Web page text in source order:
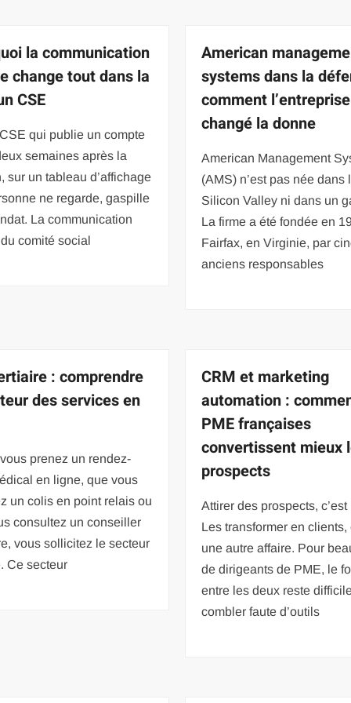
la communication
change tout dans la
CSE
qui publie un compte
semaines après la
sur un tableau d’affichage
ne regarde, gaspille
La communication
comité social
American
systems dans la
comment
changé la donne
American Management
(AMS) n’est pas née dans
Silicon Valley ni dans un
La firme a été fondée en
Fairfax, en Virginie, par
anciens responsables
: comprendre
des services en
prenez un rendez-
en ligne, que vous
un colis en point relais ou
consultez un conseiller
vous sollicitez le secteur
Ce secteur
CRM et marketing
automation :
PME françaises
convertissent mieux
prospects
Attirer des prospects, c’est
Les transformer en clients,
une autre affaire. Pour
de dirigeants de PME, le
entre les deux reste
combler faute d’outils